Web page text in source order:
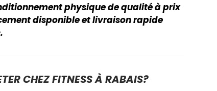
physique de qualité à prix
disponible et livraison rapide
CHEZ FITNESS À RABAIS?